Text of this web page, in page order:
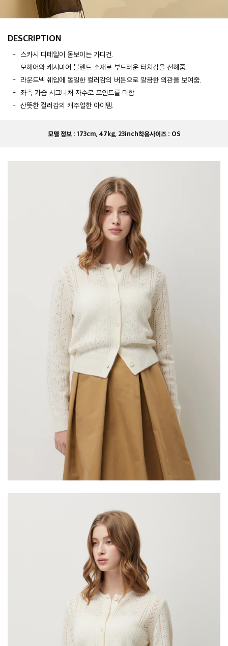
DESCRIPTION
스카시 디테일이 돋보이는 가디건.
모헤어와 캐시미어 블렌드 소재로 부드러운 터치감을 전해줌.
라운드넥 쉐입에 동일한 컬러감의 버튼으로 깔끔한 외관을 보여줌.
좌측 가슴 시그니처 자수로 포인트를 더함.
산뜻한 컬러감의 캐주얼한 아이템.
모델 정보 : 173cm, 47kg, 23inch착용사이즈 : OS